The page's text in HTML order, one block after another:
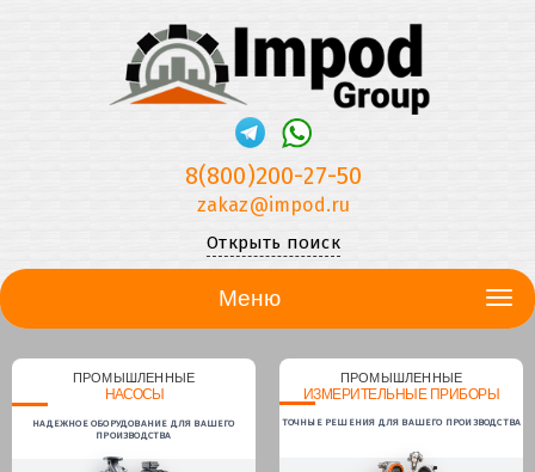
8(800)200-27-50
zakaz@impod.ru
Открыть поиск
Меню
ПРОМЫШЛЕННЫЕ
НАСОСЫ
НАДЕЖНОЕ ОБОРУДОВАНИЕ ДЛЯ ВАШЕГО
ПРОИЗВОДСТВА
ПРОМЫШЛЕННЫЕ
ИЗМЕРИТЕЛЬНЫЕ ПРИБОРЫ
ТОЧНЫЕ РЕШЕНИЯ ДЛЯ ВАШЕГО ПРОИЗВОДСТВА